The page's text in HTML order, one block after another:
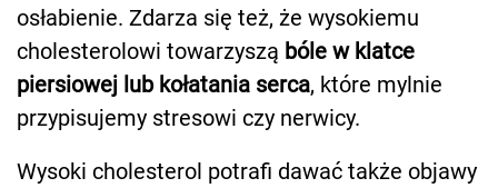
osłabienie. Zdarza się też, że wysokiemu
cholesterolowi towarzyszą bóle w klatce
piersiowej lub kołatania serca, które mylnie
przypisujemy stresowi czy nerwicy.
Wysoki cholesterol potrafi dawać także objawy